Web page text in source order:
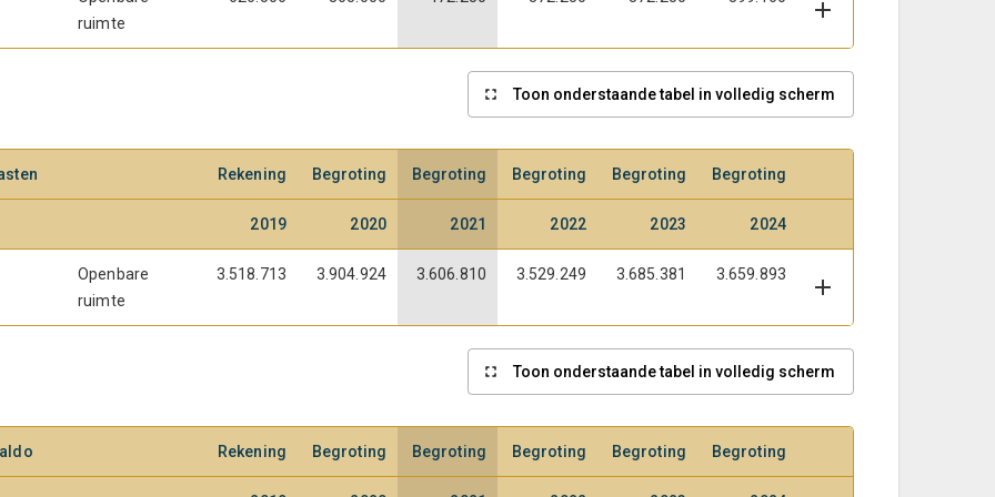
ruimte
Toon onderstaande tabel in volledig scherm
Rekening Begroting Begroting Begroting Begroting Begroting
2019 2020 2021 2022 2023 2024
Openbare
ruimte
3.518.713 3.904.924 3.606.810 3.529.249 3.685.381 3.659.893
Toon onderstaande tabel in volledig scherm
Rekening Begroting Begroting Begroting Begroting Begroting